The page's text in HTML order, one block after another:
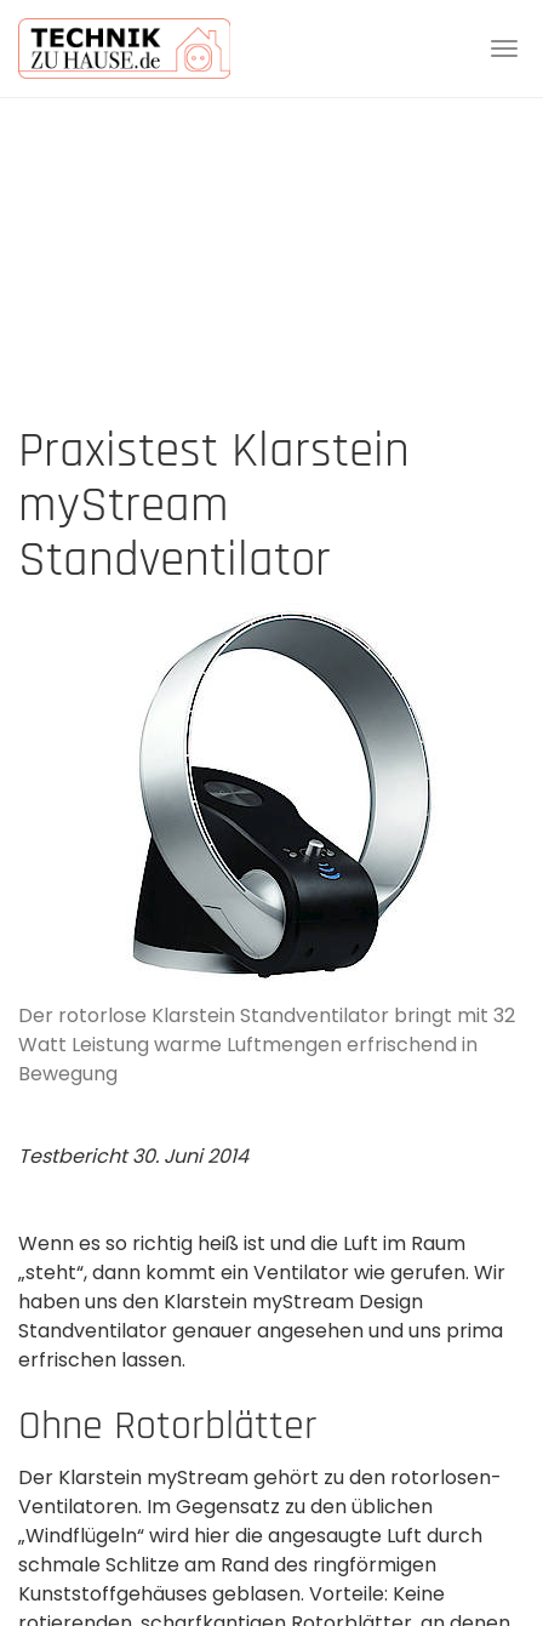
Praxistest Klarstein
myStream
Standventilator
Der rotorlose Klarstein Standventilator­ bringt mit 32
Watt Leistung warme Luftmengen erfrischend­ in
Bewegung
Testbericht 30. Juni 2014
Wenn es so richtig heiß ist und die Luft im Raum
„steht“, dann kommt ein Ventilator wie gerufen. Wir
haben uns den Klarstein myStream Design
Standventilator genauer angesehen und uns prima
erfrischen lassen.
Ohne Rotorblätter
Der Klarstein myStream gehört zu den rotorlosen­
Ventilatoren. Im Gegensatz zu den üblichen
„Windflügeln“ wird hier die angesaugte Luft durch
schmale Schlitze am Rand des ringförmigen
Kunststoffgehäuses­ geblasen. Vorteile: Keine